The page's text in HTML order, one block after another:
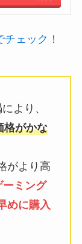
ェック！
より、
格がかな
がより高
ーミング
めに購入